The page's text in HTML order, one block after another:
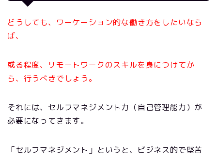
どうしても、ワーケーション的な働き方をしたいなら
ば、
或る程度、リモートワークのスキルを身につけてか
ら、行うべきでしょう。
それには、セルフマネジメント力（自己管理能力）が
必要になってきます。
「セルフマネジメント」というと、ビジネス的で堅苦